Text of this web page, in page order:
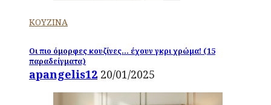
ΚΟΥΖΙΝΑ
Οι πιο όμορφες κουζίνες… έχουν γκρι χρώμα! (15
παραδείγματα)
apangelis12 20/01/2025